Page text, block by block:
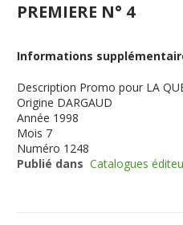
PREMIERE N° 4
Informations
Description Promo pour LA
Origine DARGAUD
Année 1998
Mois 7
Numéro 1248
Publié dans Catalogues